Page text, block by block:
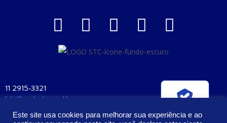
11 2915-3321
fale@santaclara.ind.br
CEP: 04225-000
Este site usa cookies para melhorar sua experiência e ao